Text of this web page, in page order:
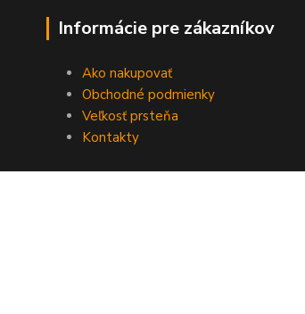
Informácie pre zákazníkov
Ako nakupovať
Obchodné podmienky
Veľkosť prsteňa
Kontakty